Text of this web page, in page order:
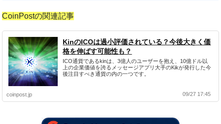
CoinPostの関連記事
KinのICOは過小評価されている？今後大きく価
格を伸ばす可能性も？
ICO通貨であるkinは、3億人のユーザーを抱え、10億ドル以
上の企業価値を誇るメッセージアプリ大手のKikが発行した今
後注目すべき通貨の内の一つです。
coinpost.jp 09/27 17:45